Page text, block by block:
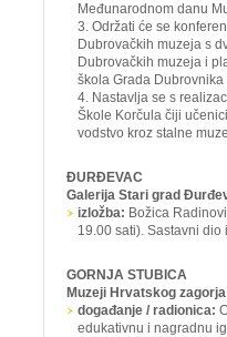
Međunarodnom danu
3. Održati će se
Dubrovačkih muzeja s
Dubrovačkih muzeja i
škola Grada
4. Nastavlja se s
Škole Korčula čiji
vodstvo kroz stalne
ĐURĐEVAC
Galerija Stari grad
izložba: Božica
19.00 sati). Sastavni
GORNJA STUBICA
Muzeji Hrvatskog
događanje / radionica:
edukativnu i nagradnu